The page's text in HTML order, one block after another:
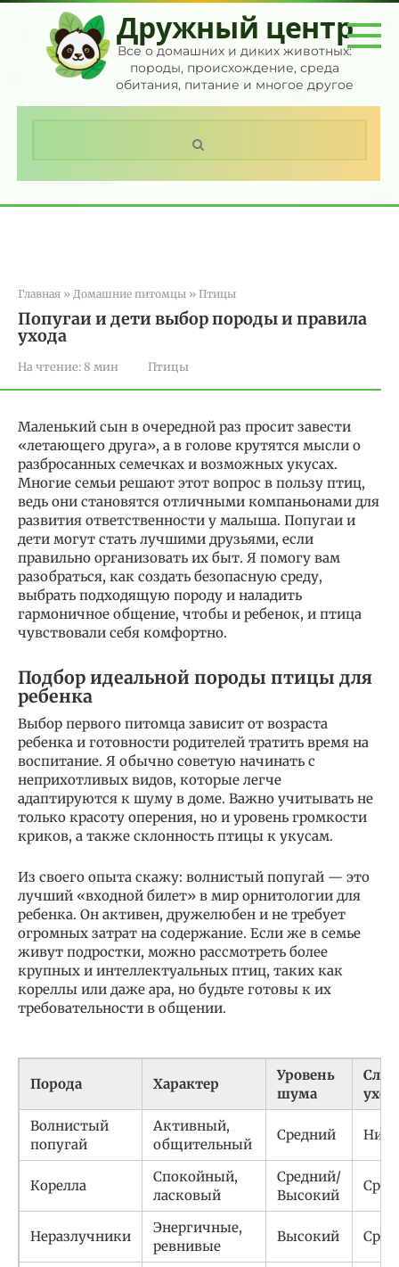
Перейти
контенту
Дружный центр
Все о домашних и диких животных:
породы, происхождение, среда
обитания, питание и многое другое
Главная » Домашние питомцы » Птицы
Попугаи и дети выбор породы и правила
ухода
На чтение:8 мин Птицы
Маленький сын в очередной раз просит завести
«летающего друга», а в голове крутятся мысли о
разбросанных семечках и возможных укусах.
Многие семьи решают этот вопрос в пользу птиц,
ведь они становятся отличными компаньонами для
развития ответственности у малыша. Попугаи и
дети могут стать лучшими друзьями, если
правильно организовать их быт. Я помогу вам
разобраться, как создать безопасную среду,
выбрать подходящую породу и наладить
гармоничное общение, чтобы и ребенок, и птица
чувствовали себя комфортно.
Подбор идеальной породы птицы для
ребенка
Выбор первого питомца зависит от возраста
ребенка и готовности родителей тратить время на
воспитание. Я обычно советую начинать с
неприхотливых видов, которые легче
адаптируются к шуму в доме. Важно учитывать не
только красоту оперения, но и уровень громкости
криков, а также склонность птицы к укусам.
Из своего опыта скажу: волнистый попугай — это
лучший «входной билет» в мир орнитологии для
ребенка. Он активен, дружелюбен и не требует
огромных затрат на содержание. Если же в семье
живут подростки, можно рассмотреть более
крупных и интеллектуальных птиц, таких как
кореллы или даже ара, но будьте готовы к их
требовательности в общении.
Порода Характер
Уровень
шума
Волнистый
попугай
Активный,
общительный
Средний
Корелла
Спокойный,
ласковый
Средний/
Высокий
Неразлучники
Энергичные,
ревнивые
Высокий